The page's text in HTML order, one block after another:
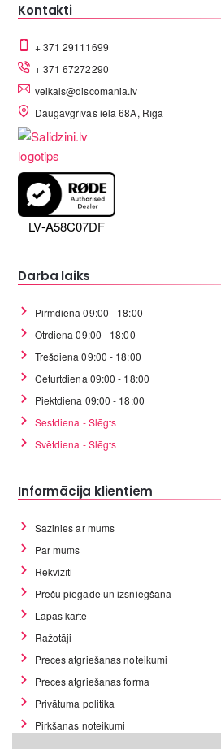
Kontakti
+ 371 29111699
+ 371 67272290
veikals@discomania.lv
Daugavgrīvas iela 68A, Rīga
LV-A58C07DF
Darba laiks
Pirmdiena 09:00 - 18:00
Otrdiena 09:00 - 18:00
Trešdiena 09:00 - 18:00
Ceturtdiena 09:00 - 18:00
Piektdiena 09:00 - 18:00
Sestdiena - Slēgts
Svētdiena - Slēgts
Informācija klientiem
Sazinies ar mums
Par mums
Rekvizīti
Preču piegāde un izsniegšana
Lapas karte
Ražotāji
Preces atgriešanas noteikumi
Preces atgriešanas forma
Privātuma politika
Pirkšanas noteikumi